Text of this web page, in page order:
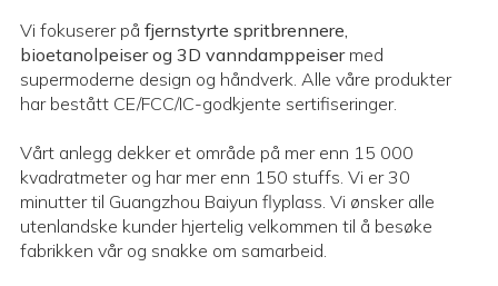
Vi fokuserer på fjernstyrte spritbrennere,
bioetanolpeiser og 3D vanndamppeiser med
supermoderne design og håndverk. Alle våre produkter
har bestått CE/FCC/IC-godkjente sertifiseringer.
Vårt anlegg dekker et område på mer enn 15 000
kvadratmeter og har mer enn 150 stuffs. Vi er 30
minutter til Guangzhou Baiyun flyplass. Vi ønsker alle
utenlandske kunder hjertelig velkommen til å besøke
fabrikken vår og snakke om samarbeid.